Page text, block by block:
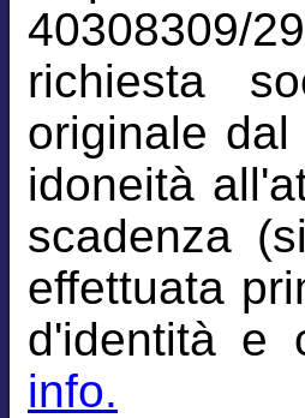
richiesta
originale
idoneità
scadenza
effettuata
d'identità e
info.